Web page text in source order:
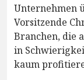
Unternehmen
Vorsitzende
Branchen, die
in
kaum